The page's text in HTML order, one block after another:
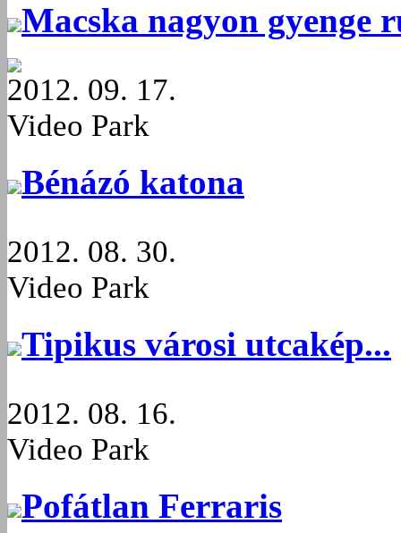
Macska nagyon gyenge
2012. 09. 17.
Video Park
Bénázó katona
2012. 08. 30.
Video Park
Tipikus városi utcakép...
2012. 08. 16.
Video Park
Pofátlan Ferraris